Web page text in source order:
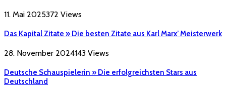
11. Mai 2025372 Views
Das Kapital Zitate » Die besten Zitate aus Karl Marx’ Meisterwerk
28. November 2024143 Views
Deutsche Schauspielerin » Die erfolgreichsten Stars aus
Deutschland